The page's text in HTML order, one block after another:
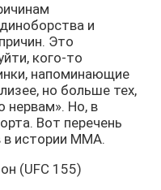
и
Это
кого-то
напоминающие
но больше тех,
нервам». Но, в
Вот перечень
в истории ММА.
(UFC 155)